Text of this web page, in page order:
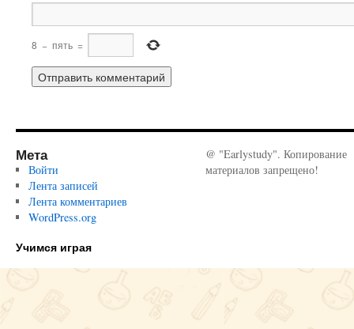
8 − пять =
Мета
Войти
Лента записей
Лента комментариев
WordPress.org
@ "Earlystudy". Копирование
материалов запрещено!
Учимся играя